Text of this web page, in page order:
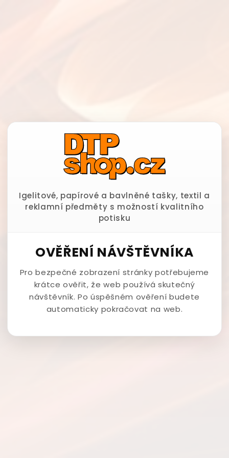
Igelitové, papírové a bavlněné tašky, textil a
reklamní předměty s možností kvalitního
potisku
OVĚŘENÍ NÁVŠTĚVNÍKA
Pro bezpečné zobrazení stránky potřebujeme
krátce ověřit, že web používá skutečný
návštěvník. Po úspěšném ověření budete
automaticky pokračovat na web.